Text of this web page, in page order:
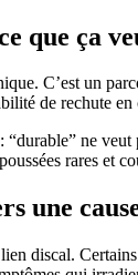
que ça
C’est un
de rechute
ne
rares et
une
discal.